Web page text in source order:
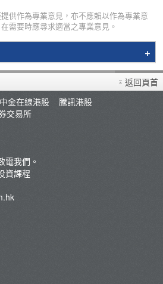
供作為專業意見，亦不應賴以作為專業意
需要時應尋求適當之專業意見。
班
享班
返回頁首
中金在線港股
騰訊港股
交易所
電我們。
資課程